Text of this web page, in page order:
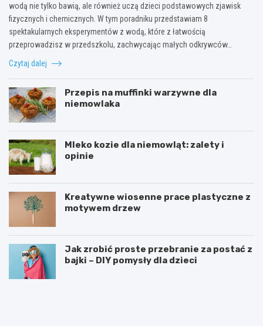
wodą nie tylko bawią, ale również uczą dzieci podstawowych zjawisk
fizycznych i chemicznych. W tym poradniku przedstawiam 8
spektakularnych eksperymentów z wodą, które z łatwością
przeprowadzisz w przedszkolu, zachwycając małych odkrywców…
Czytaj dalej
Przepis na muffinki warzywne dla
niemowlaka
Mleko kozie dla niemowląt: zalety i
opinie
Kreatywne wiosenne prace plastyczne z
motywem drzew
Jak zrobić proste przebranie za postać z
bajki – DIY pomysły dla dzieci
T
D